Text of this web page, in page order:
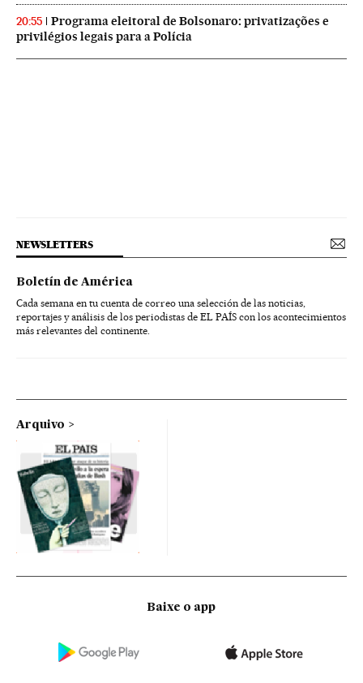
20:55
Programa eleitoral de Bolsonaro: privatizações e
privilégios legais para a Polícia
NEWSLETTERS
Boletín de América
Cada semana en tu cuenta de correo una selección de las noticias,
reportajes y análisis de los periodistas de EL PAÍS con los acontecimientos
más relevantes del continente.
Arquivo
Baixe o app